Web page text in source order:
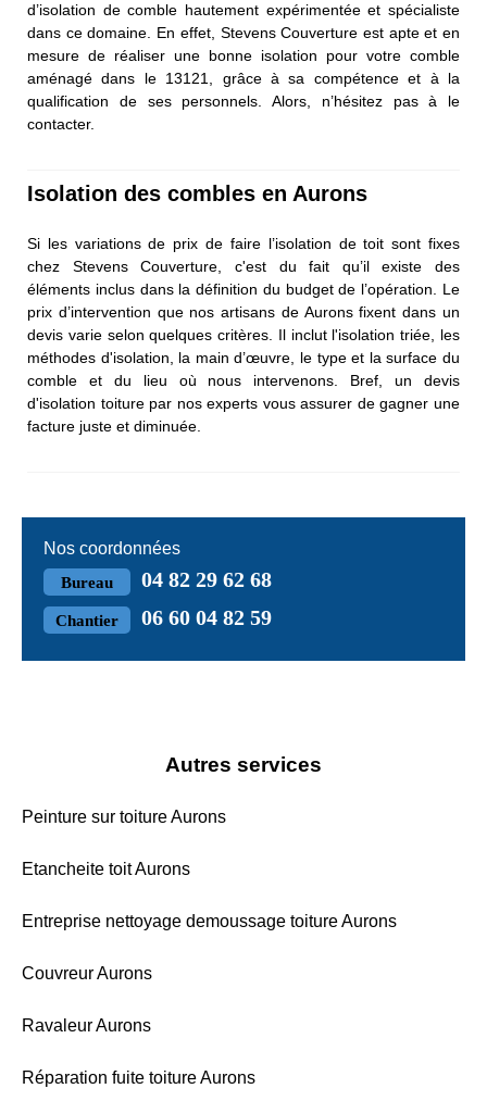
d’isolation de comble hautement expérimentée et spécialiste
dans ce domaine. En effet, Stevens Couverture est apte et en
mesure de réaliser une bonne isolation pour votre comble
aménagé dans le 13121, grâce à sa compétence et à la
qualification de ses personnels. Alors, n’hésitez pas à le
contacter.
Isolation des combles en Aurons
Si les variations de prix de faire l’isolation de toit sont fixes
chez Stevens Couverture, c'est du fait qu’il existe des
éléments inclus dans la définition du budget de l’opération. Le
prix d’intervention que nos artisans de Aurons fixent dans un
devis varie selon quelques critères. Il inclut l'isolation triée, les
méthodes d'isolation, la main d’œuvre, le type et la surface du
comble et du lieu où nous intervenons. Bref, un devis
d'isolation toiture par nos experts vous assurer de gagner une
facture juste et diminuée.
Nos coordonnées
Bureau 04 82 29 62 68
Chantier 06 60 04 82 59
Autres services
Peinture sur toiture Aurons
Etancheite toit Aurons
Entreprise nettoyage demoussage toiture Aurons
Couvreur Aurons
Ravaleur Aurons
Réparation fuite toiture Aurons